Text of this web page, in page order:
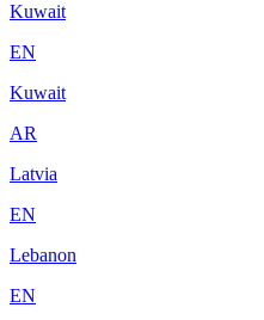
Kuwait
EN
Kuwait
AR
Latvia
EN
Lebanon
EN